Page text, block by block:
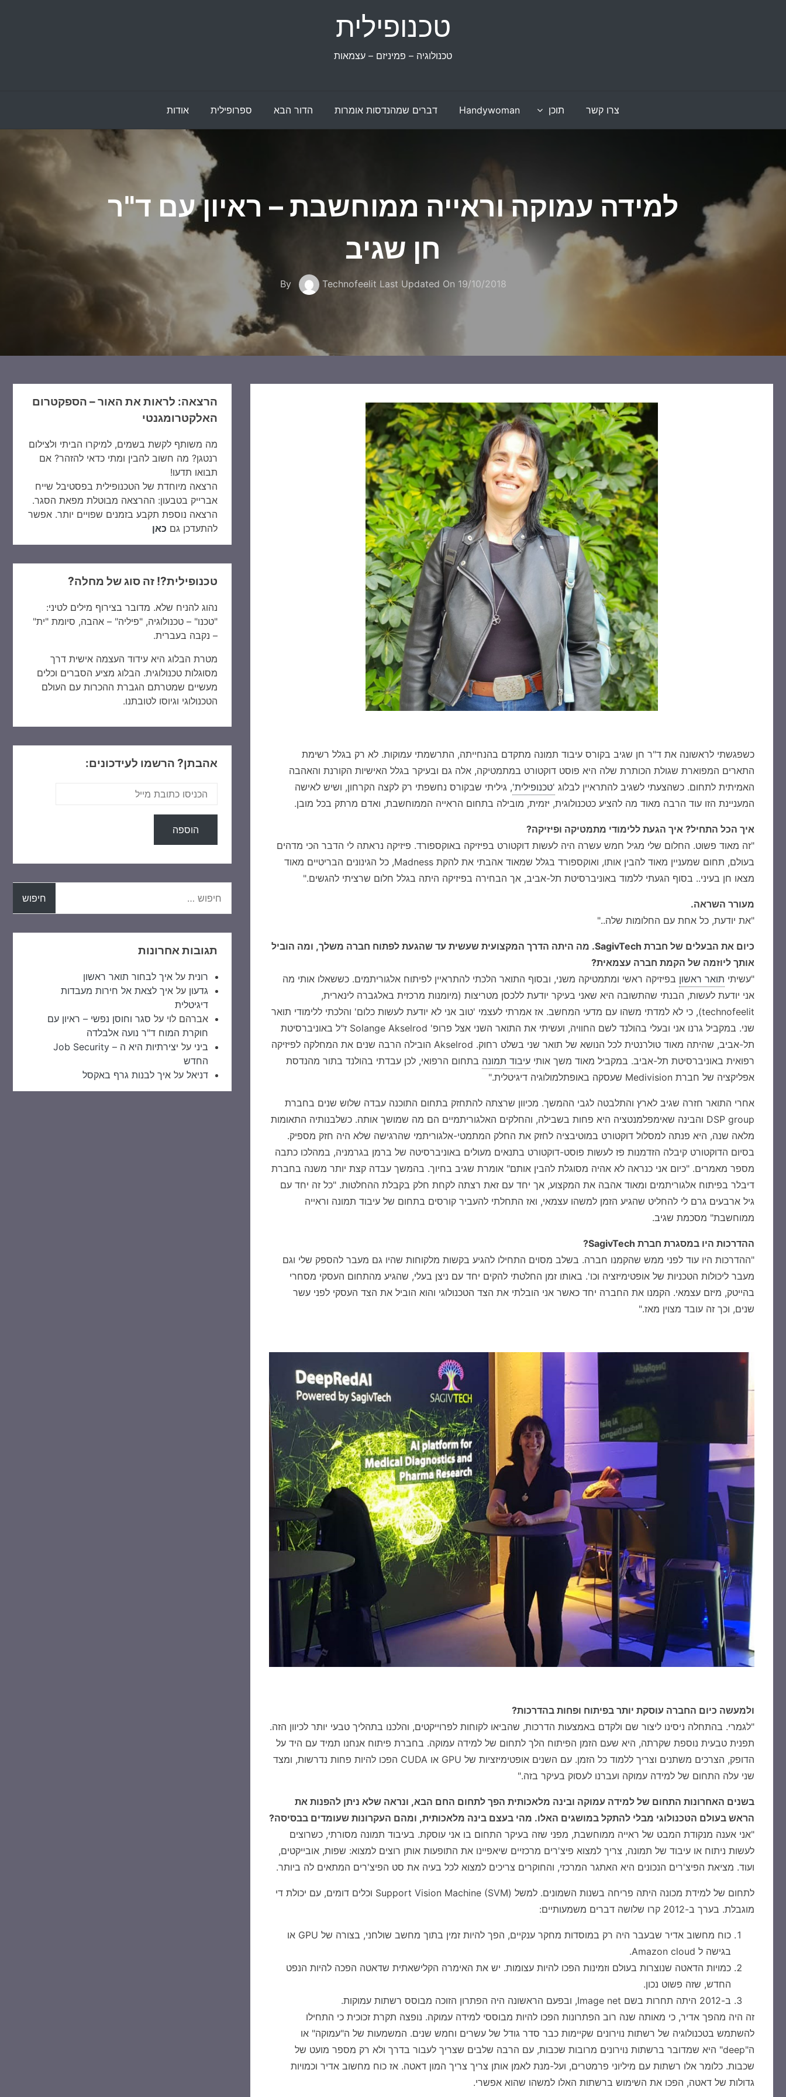
טכנופילית
טכנולוגיה – פמיניזם – עצמאות
צרו קשר תוכן Handywoman דברים שמהנדסות אומרות הדור הבא ספרופילית אודות
למידה עמוקה וראייה ממוחשבת – ראיון עם ד"ר
חן שגיב
By Technofeelit Last Updated On 19/10/2018
כשפגשתי לראשונה את ד"ר חן שגיב בקורס עיבוד תמונה מתקדם בהנחייתה, התרשמתי עמוקות. לא רק בגלל רשימת
התארים המפוארת שגולת הכותרת שלה היא פוסט דוקטורט במתמטיקה, אלה גם ובעיקר בגלל האישיות הקורנת והאהבה
האמיתית לתחום. כשהצעתי לשגיב להתראיין לבלוג 'טכנופילית', גיליתי שבקורס נחשפתי רק לקצה הקרחון, ושיש לאישה
המעניינת הזו עוד הרבה מאוד מה להציע כטכנולוגית, יזמית, מובילה בתחום הראייה הממוחשבת, ואדם מרתק בכל מובן.
איך הכל התחיל? איך הגעת ללימודי מתמטיקה ופיזיקה?
"זה מאוד פשוט. החלום שלי מגיל חמש עשרה היה לעשות דוקטורט בפיזיקה באוקספורד. פיזיקה נראתה לי הדבר הכי מדהים
בעולם, תחום שמעניין מאוד להבין אותו, ואוקספורד בגלל שמאוד אהבתי את להקת Madness, כל הגינונים הבריטיים מאוד
מצאו חן בעיני.. בסוף הגעתי ללמוד באוניברסיטת תל-אביב, אך הבחירה בפיזיקה היתה בגלל חלום שרציתי להגשים."
מעורר השראה.
"את יודעת, כל אחת עם החלומות שלה.."
כיום את הבעלים של חברת SagivTech. מה היתה הדרך המקצועית שעשית עד שהגעת לפתוח חברה משלך, ומה הוביל
אותך ליוזמה של הקמת חברה עצמאית?
"עשיתי תואר ראשון בפיזיקה ראשי ומתמטיקה משני, ובסוף התואר הלכתי להתראיין לפיתוח אלגוריתמים. כששאלו אותי מה
אני יודעת לעשות, הבנתי שהתשובה היא שאני בעיקר יודעת ללכסן מטריצות (מיומנות מרכזית באלגברה לינארית,
technofeelit), כי לא למדתי משהו עם מדעי המחשב. אז אמרתי לעצמי 'טוב אני לא יודעת לעשות כלום' והלכתי ללימודי תואר
שני. במקביל גרנו אני ובעלי בהולנד לשם החוויה, ועשיתי את התואר השני אצל פרופ' Solange Akselrod ז"ל באוניברסיטת
תל-אביב, שהיתה מאוד טולרנטית לכל הנושא של תואר שני בשלט רחוק. Akselrod הובילה הרבה שנים את המחלקה לפיזיקה
רפואית באוניברסיטת תל-אביב. במקביל מאוד משך אותי עיבוד תמונה בתחום הרפואי, לכן עבדתי בהולנד בתור מהנדסת
אפליקציה של חברת Medivision שעסקה באופתלמולוגיה דיגיטלית."
אחרי התואר חזרה שגיב לארץ והתלבטה לגבי ההמשך. מכיוון שרצתה להתחזק בתחום התוכנה עבדה שלוש שנים בחברת
DSP group והבינה שאימפלמנטציה היא פחות בשבילה, והחלקים האלגוריתמיים הם מה שמושך אותה. כשלבנותיה התאומות
מלאה שנה, היא פנתה למסלול דוקטורט במוטיבציה לחזק את החלק המתמטי-אלגוריתמי שהרגישה שלא היה חזק מספיק.
בסיום הדוקטורט קיבלה הזדמנות פז לעשות פוסט-דוקטורט בתנאים מעולים באוניברסיטה של ברמן בגרמניה, במהלכו כתבה
מספר מאמרים. "כיום אני כנראה לא אהיה מסוגלת להבין אותם" אומרת שגיב בחיוך. בהמשך עבדה קצת יותר משנה בחברת
דיבלר בפיתוח אלגוריתמים ומאוד אהבה את המקצוע, אך יחד עם זאת רצתה לקחת חלק בקבלת ההחלטות. "כל זה יחד עם
גיל ארבעים גרם לי להחליט שהגיע הזמן למשהו עצמאי, ואז התחלתי להעביר קורסים בתחום של עיבוד תמונה וראייה
ממוחשבת" מסכמת שגיב.
ההדרכות היו במסגרת חברת SagivTech?
"ההדרכות היו עוד לפני ממש שהקמנו חברה. בשלב מסוים התחילו להגיע בקשות מלקוחות שהיו גם מעבר להספק שלי וגם
מעבר ליכולות הטכניות של אופטימיזציה וכו'. באותו זמן החלטתי להקים יחד עם ניצן בעלי, שהגיע מהתחום העסקי מסחרי
בהייטק, מיזם עצמאי. הקמנו את החברה יחד כאשר אני הובלתי את הצד הטכנולוגי והוא הוביל את הצד העסקי לפני עשר
שנים, וכך זה עובד מצוין מאז."
ולמעשה כיום החברה עוסקת יותר בפיתוח ופחות בהדרכות?
"לגמרי. בהתחלה ניסינו ליצור שם ולקדם באמצעות הדרכות, שהביאו לקוחות לפרוייקטים, והלכנו בתהליך טבעי יותר לכיוון הזה.
תפנית טבעית נוספת שקרתה, היא שעם הזמן הפיתוח הלך לתחום של למידה עמוקה. בחברת פיתוח אנחנו תמיד עם היד על
הדופק, הצרכים משתנים וצריך ללמוד כל הזמן. עם השנים אופטימיזציות של GPU או CUDA הפכו להיות פחות נדרשות, ומצד
שני עלה התחום של למידה עמוקה ועברנו לעסוק בעיקר בזה."
בשנים האחרונות התחום של למידה עמוקה ובינה מלאכותית הפך לתחום החם הבא, ונראה שלא ניתן להפנות את
הראש בעולם הטכנולוגי מבלי להתקל במושגים האלו. מהי בעצם בינה מלאכותית, ומהם העקרונות שעומדים בבסיסה?
"אני אענה מנקודת המבט של ראייה ממוחשבת, מפני שזה בעיקר התחום בו אני עוסקת. בעיבוד תמונה מסורתי, כשרוצים
לעשות ניתוח או עיבוד של תמונה, צריך למצוא פיצ'רים מרכזיים שיאפיינו את התופעות אותן רוצים למצוא: שפות, אובייקטים,
ועוד. מציאת הפיצ'רים הנכונים היא האתגר המרכזי, והחוקרים צריכים למצוא לכל בעיה את סט הפיצ'רים המתאים לה ביותר.
לתחום של למידת מכונה היתה פריחה בשנות השמונים. למשל (Support Vision Machine (SVM וכלים דומים, עם יכולת די
מוגבלת. בערך ב-2012 קרו שלושה דברים משמעותיים:
כוח מחשוב אדיר שבעבר היה רק במוסדות מחקר ענקיים, הפך להיות זמין בתוך מחשב שולחני, בצורה של GPU או
בגישה ל Amazon cloud.
כמויות הדאטה שנוצרות בעולם וזמינות הפכו להיות עצומות. יש את האימרה הקלישאתית שדאטה הפכה להיות הנפט
החדש, שזה פשוט נכון.
ב-2012 היתה תחרות בשם Image net, ובפעם הראשונה היה הפתרון הזוכה מבוסס רשתות עמוקות.
זה היה מהפך אדיר, כי מאותה שנה רוב הפתרונות הפכו להיות מבוססי למידה עמוקה. נופצה תקרת זכוכית כי התחילו
להשתמש בטכנולוגיה של רשתות נוירונים שקיימות כבר סדר גודל של עשרים וחמש שנים. המשמעות של ה"עמוקה" או
ה"deep" היא שמדובר ברשתות נוירונים מרובות שכבות, עם הרבה שלבים שצריך לעבור בדרך ולא רק מספר מועט של
שכבות. כלומר אלו רשתות עם מיליוני פרמטרים, ועל-מנת לאמן אותן צריך צריך המון דאטה. אז כוח מחשוב אדיר וכמויות
גדולות של דאטה, הפכו את השימוש ברשתות האלו למשהו שהוא אפשרי.
הרצאה: לראות את האור – הספקטרום
האלקטרומגנטי
מה משותף לקשת בשמים, למיקרו הביתי ולצילום
רנטגן? מה חשוב להבין ומתי כדאי להזהר? אם
תבואו תדעו!
הרצאה מיוחדת של הטכנופילית בפסטיבל שייח
אברייק בטבעון: ההרצאה מבוטלת מפאת הסגר.
הרצאה נוספת תקבע בזמנים שפויים יותר. אפשר
להתעדכן גם כאן
טכנופילית?! זה סוג של מחלה?
נהוג להניח שלא. מדובר בצירוף מילים לטיני:
"טכנו" – טכנולוגיה, "פיליה" – אהבה, סיומת "ית"
– נקבה בעברית.
מטרת הבלוג היא עידוד העצמה אישית דרך
מסוגלות טכנולוגית. הבלוג מציע הסברים וכלים
מעשיים שמטרתם הגברת ההכרות עם העולם
הטכנולוגי וגיוסו לטובתנו.
אהבתן? הרשמו לעידכונים:
תגובות אחרונות
רונית על איך לבחור תואר ראשון
גדעון על איך לצאת אל חירות מעבדות
דיגיטלית
אברהם לוי על סגר וחוסן נפשי – ראיון עם
חוקרת המוח ד"ר נועה אלבלדה
ביני על
יצירתיות היא ה – Job Security
החדש
דניאל על איך לבנות גרף באקסל